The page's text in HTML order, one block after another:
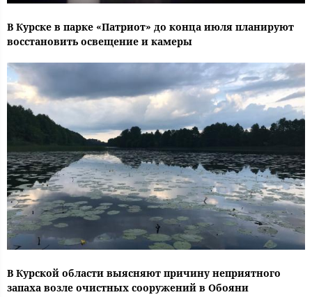
В Курске в парке «Патриот» до конца июля планируют
восстановить освещение и камеры
В Курской области выясняют причину неприятного
запаха возле очистных сооружений в Обояни